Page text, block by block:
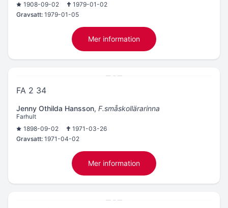
1908-09-02
1979-01-02
Gravsatt: 1979-01-05
Mer information
FA 2 34
Jenny Othilda Hansson, F.småskollärarinna
Farhult
1898-09-02
1971-03-26
Gravsatt: 1971-04-02
Mer information